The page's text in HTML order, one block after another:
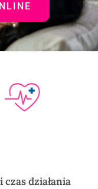
czas działania